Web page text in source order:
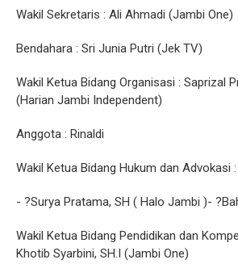
Wakil Sekretaris : Ali Ahmadi (Jambi One)
Bendahara : Sri Junia Putri (Jek TV)
Wakil Ketua Bidang Organisasi : Saprizal
(Harian Jambi Independent)
Anggota : Rinaldi
Wakil Ketua Bidang Hukum dan Advokasi :
- ?Surya Pratama, SH ( Halo Jambi )-
Wakil Ketua Bidang Pendidikan dan
Khotib Syarbini, SH.I (Jambi One)